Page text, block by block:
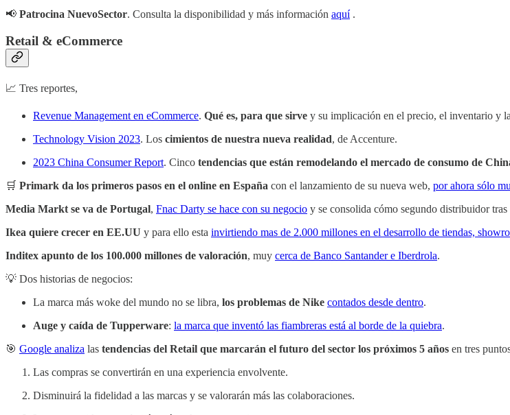
📢 Patrocina NuevoSector. Consulta la disponibilidad y más información aquí.
Retail & eCommerce
📈 Tres reportes,
Revenue Management en eCommerce. Qué es, para que sirve y su implicación en el precio, el inventario y
Technology Vision 2023. Los cimientos de nuestra nueva realidad, de Accenture.
2023 China Consumer Report. Cinco tendencias que están remodelando el mercado de consumo de
🛒 Primark da los primeros pasos en el online en España con el lanzamiento de su nueva web, por ahora sólo
Media Markt se va de Portugal, Fnac Darty se hace con su negocio y se consolida cómo segundo distribuidor tras
Ikea quiere crecer en EE.UU y para ello esta invirtiendo mas de 2.000 millones en el desarrollo de tiendas,
Inditex apunto de los 100.000 millones de valoración, muy cerca de Banco Santander e Iberdrola.
💡 Dos historias de negocios:
La marca más woke del mundo no se libra, los problemas de Nike contados desde dentro.
Auge y caída de Tupperware: la marca que inventó las fiambreras está al borde de la quiebra.
🎯 Google analiza las tendencias del Retail que marcarán el futuro del sector los próximos 5 años en tres
Las compras se convertirán en una experiencia envolvente.
Disminuirá la fidelidad a las marcas y se valorarán más las colaboraciones.